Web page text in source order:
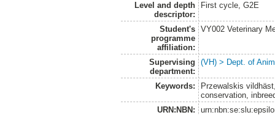
Level and depth
descriptor:
First cycle, G2E
Student's
programme
affiliation:
VY002 Veterinary
Supervising
department:
(VH) > Dept. of
Keywords:
Przewalskis
conservation,
URN:NBN: